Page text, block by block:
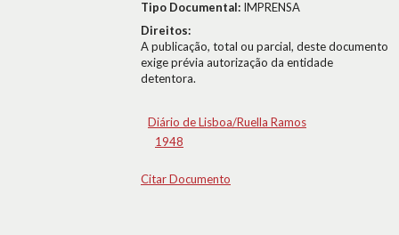
Tipo Documental: IMPRENSA
Direitos:
A publicação, total ou parcial, deste documento
exige prévia autorização da entidade
detentora.
Diário de Lisboa/Ruella Ramos
1948
Citar Documento